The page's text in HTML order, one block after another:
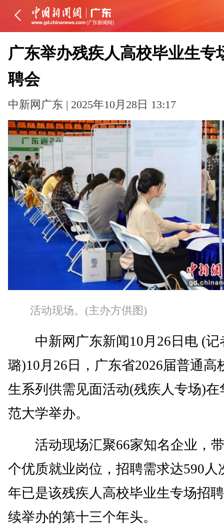
广东举办残疾人高校毕业生专
聘会
中新网广东 | 2025年10月28日 13:17
活动现场。(主办方供图)
中新网广东新闻10月26日电 (记
璐)10月26日，广东省2026届普通高
生系列供需见面活动(残疾人专场)在
范大学举办。
活动现场汇聚66家知名企业，带
个优质就业岗位，招聘需求达590人
年已是该残疾人高校毕业生专场招
续举办的第十三个年头。